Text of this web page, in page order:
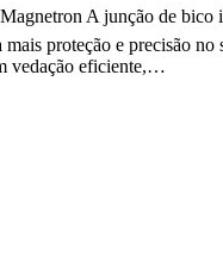
A junção de bico
proteção e precisão no
vedação eficiente,…